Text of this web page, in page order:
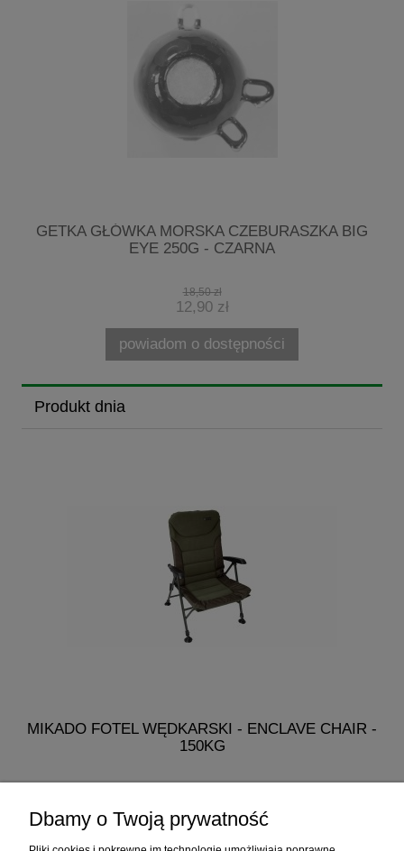
GETKA GŁÓWKA MORSKA CZEBURASZKA BIG
EYE 250G - CZARNA
18,50 zł
12,90 zł
powiadom o dostępności
Produkt dnia
MIKADO FOTEL WĘDKARSKI - ENCLAVE CHAIR -
150KG
do koszyka
Dbamy o Twoją prywatność